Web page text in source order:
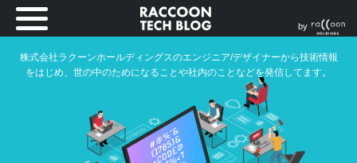
株式会社ラクーンホールディングスのエンジニア/デザイナーから技術情報
をはじめ、世の中のためになることや社内のことなどを発信してます。
by